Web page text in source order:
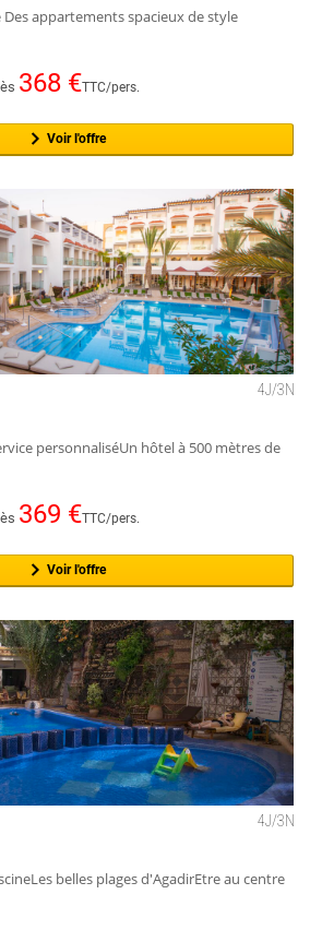
appartements spacieux de style
368€TTC/pers.
Voir l'offre
4J/3N
personnaliséUn hôtel à 500 mètres de
369 €TTC/pers.
Voir l'offre
4J/3N
belles plages d'AgadirEtre au centre